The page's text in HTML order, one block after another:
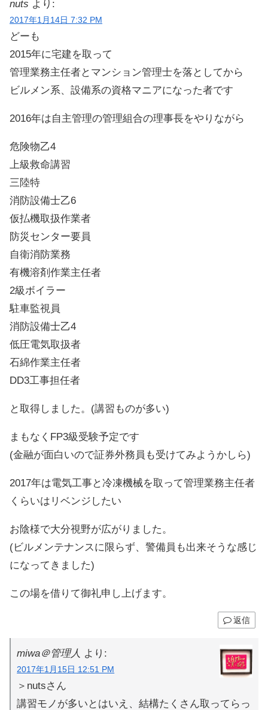
nuts より:
2017年1月14日 7:32 PM
どーも
2015年に宅建を取って
管理業務主任者とマンション管理士を落としてから
ビルメン系、設備系の資格マニアになった者です
2016年は自主管理の管理組合の理事長をやりながら
危険物乙4
上級救命講習
三陸特
消防設備士乙6
仮払機取扱作業者
防災センター要員
自衛消防業務
有機溶剤作業主任者
2級ボイラー
駐車監視員
消防設備士乙4
低圧電気取扱者
石綿作業主任者
DD3工事担任者
と取得しました。(講習ものが多い)
まもなくFP3級受験予定です
(金融が面白いので証券外務員も受けてみようかしら)
2017年は電気工事と冷凍機械を取って管理業務主任者
くらいはリベンジしたい
お陰様で大分視野が広がりました。
(ビルメンテナンスに限らず、警備員も出来そうな感じ
になってきました)
この場を借りて御礼申し上げます。
返信
miwa＠管理人 より:
2017年1月15日 12:51 PM
＞nutsさん
講習モノが多いとはいえ、結構たくさん取ってらっ